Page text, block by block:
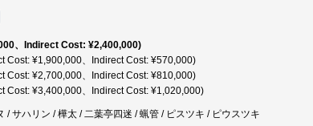
、Indirect Cost: ¥2,400,000)
Cost: ¥1,900,000、Indirect Cost: ¥570,000)
Cost: ¥2,700,000、Indirect Cost: ¥810,000)
Cost: ¥3,400,000、Indirect Cost: ¥1,020,000)
/ サハリン / 樺太 / 二葉亭四迷 / 蝋管 / ピスツキ / ピウスツキ